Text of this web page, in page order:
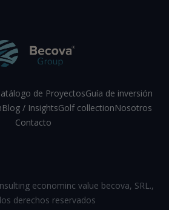
de ProyectosGuía de inversión
Blog / InsightsGolf collectionNosotros
Contacto
econominc value becova, SRL.,
derechos reservados